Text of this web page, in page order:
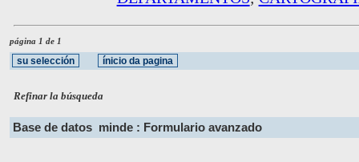
página 1 de 1
Refinar la búsqueda
Base de datos minde : Formulario avanzado